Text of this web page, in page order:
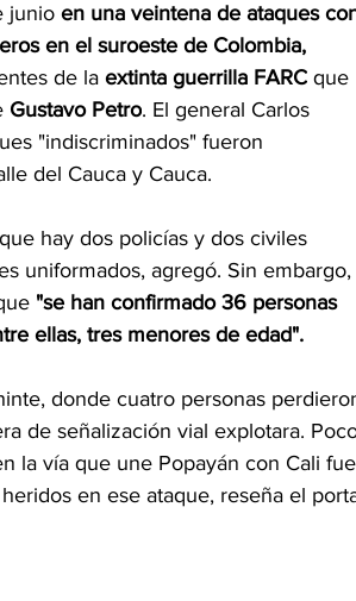
junio en una veintena de ataques
en el suroeste de Colombia,
de la extinta guerrilla FARC que
Gustavo Petro. El general Carlos
"indiscriminados" fueron
del Cauca y Cauca.
hay dos policías y dos civiles
uniformados, agregó. Sin embargo,
"se han confirmado 36 personas
ellas, tres menores de edad".
donde cuatro personas
de señalización vial explotara.
la vía que une Popayán con Cali
en ese ataque, reseña el